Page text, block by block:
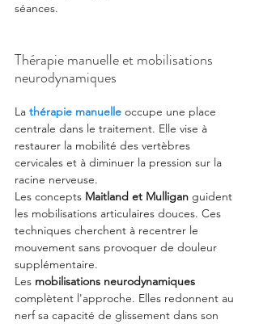
séances.
Thérapie manuelle et mobilisations
neurodynamiques
La thérapie manuelle occupe une place
centrale dans le traitement. Elle vise à
restaurer la mobilité des vertèbres
cervicales et à diminuer la pression sur la
racine nerveuse.
Les concepts Maitland et Mulligan guident
les mobilisations articulaires douces. Ces
techniques cherchent à recentrer le
mouvement sans provoquer de douleur
supplémentaire.
Les mobilisations neurodynamiques
complètent l'approche. Elles redonnent au
nerf sa capacité de glissement dans son